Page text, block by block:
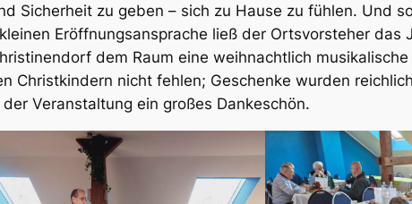
Sicherheit zu geben – sich zu Hause zu fühlen. Und
Eröffnungsansprache ließ der Ortsvorsteher das
dem Raum eine weihnachtlich musikalische
Christkindern nicht fehlen; Geschenke wurden
Veranstaltung ein großes Dankeschön.